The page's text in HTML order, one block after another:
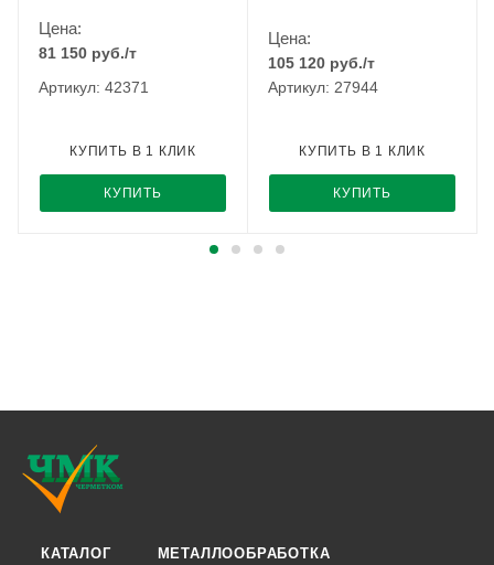
Цена:
81 150 руб./т
Артикул: 42371
КУПИТЬ
КУПИТЬ В 1 КЛИК
Цена:
105 120 руб./т
Артикул: 27944
КУПИТЬ
КУПИТЬ В 1 КЛИК
КАТАЛОГ МЕТАЛЛООБРАБОТКА